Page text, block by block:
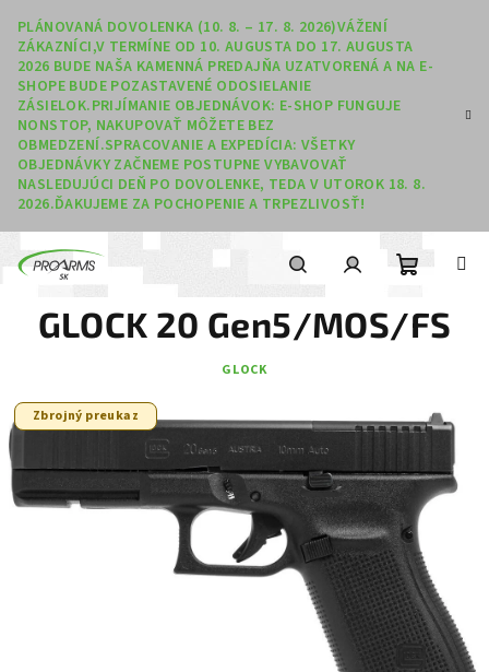
PLÁNOVANÁ DOVOLENKA (10. 8. – 17. 8. 2026)VÁŽENÍ
ZÁKAZNÍCI,V TERMÍNE OD 10. AUGUSTA DO 17. AUGUSTA
2026 BUDE NAŠA KAMENNÁ PREDAJŇA UZATVORENÁ A NA E-
SHOPE BUDE POZASTAVENÉ ODOSIELANIE
ZÁSIELOK.PRIJÍMANIE OBJEDNÁVOK: E-SHOP FUNGUJE
NONSTOP, NAKUPOVAŤ MÔŽETE BEZ
OBMEDZENÍ.SPRACOVANIE A EXPEDÍCIA: VŠETKY
OBJEDNÁVKY ZAČNEME POSTUPNE VYBAVOVAŤ
NASLEDUJÚCI DEŇ PO DOVOLENKE, TEDA V UTOROK 18. 8.
2026.ĎAKUJEME ZA POCHOPENIE A TRPEZLIVOSŤ!
Hľadať
GLOCK 20 Gen5/MOS/FS
GLOCK
Zbrojný preukaz